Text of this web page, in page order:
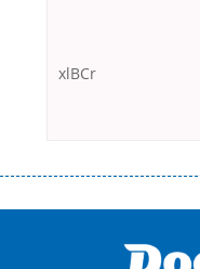
xlBCr
оформляти кредит в банку,
загальна тривалість